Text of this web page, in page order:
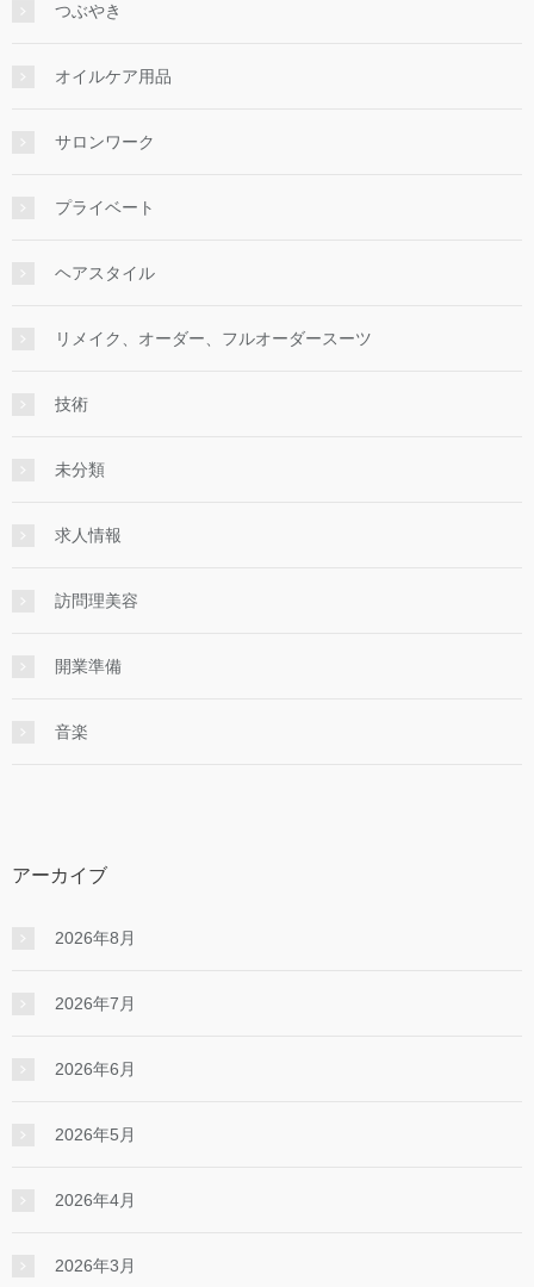
つぶやき
オイルケア用品
サロンワーク
プライベート
ヘアスタイル
リメイク、オーダー、フルオーダースーツ
技術
未分類
求人情報
訪問理美容
開業準備
音楽
アーカイブ
2026年8月
2026年7月
2026年6月
2026年5月
2026年4月
2026年3月